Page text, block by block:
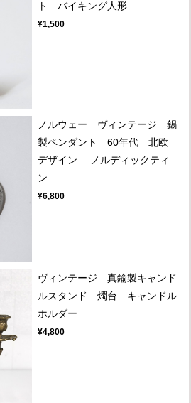
ト バイキング人形
¥1,500
ノルウェー ヴィンテージ 錫
製ペンダント 60年代 北欧
デザイン ノルディックティ
ン
¥6,800
ヴィンテージ 真鍮製キャンド
ルスタンド 燭台 キャンドル
ホルダー
¥4,800